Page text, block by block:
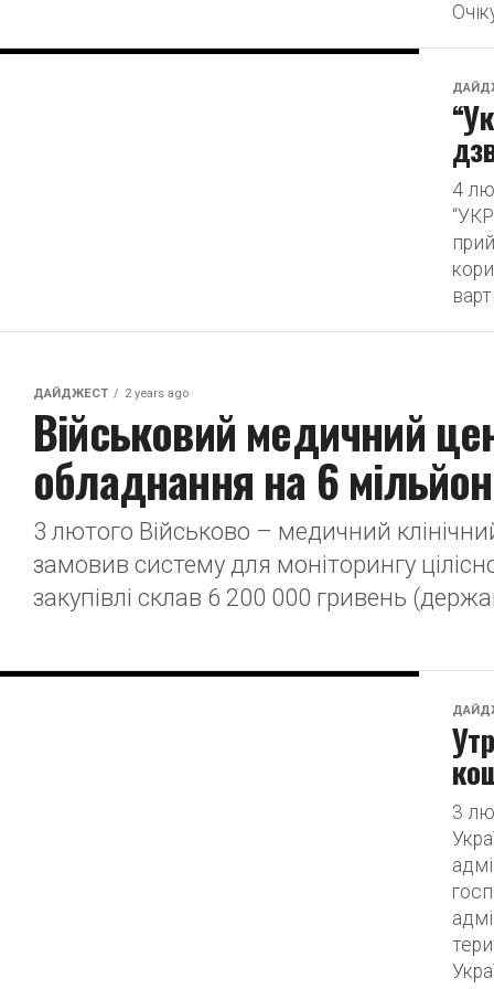
4
ДАЙДЖЕСТ 2 years ago
Військовий медичний
обладнання на 6
3 лютого Військово – медичний
замовив систему для моніторингу
закупівлі склав 6 200 000 гривень
3